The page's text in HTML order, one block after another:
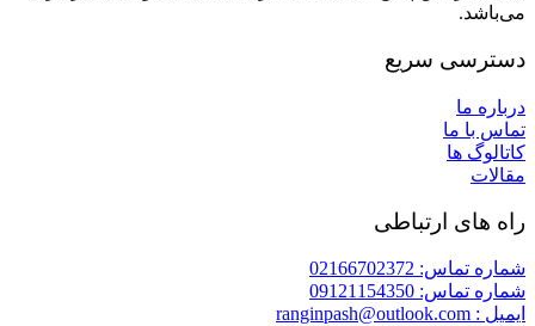
می‌باشد.
دسترسی سریع
درباره ما
تماس با ما
کاتالوگ ها
مقالات
راه های ارتباطی
شماره تماس: 02166702372
شماره تماس: 09121154350
ایمیل : ranginpash@outlook.com